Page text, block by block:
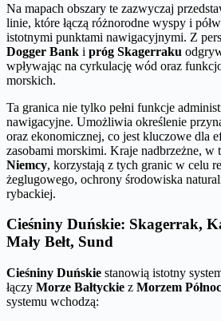
Na mapach obszary te zazwyczaj
linie, które łączą różnorodne wyspy i
istotnymi punktami nawigacyjnymi. Z
Dogger Bank i próg Skagerraku
wpływając na cyrkulację wód oraz
morskich.
Ta granica nie tylko pełni funkcje
nawigacyjne. Umożliwia określenie
oraz ekonomicznej, co jest kluczowe dla
zasobami morskimi. Kraje nadbrzeżne, w
Niemcy, korzystają z tych granic w celu
żeglugowego, ochrony środowiska
rybackiej.
Cieśniny Duńskie: Skagerrak,
Mały Bełt, Sund
Cieśniny Duńskie stanowią istotny
łączy Morze Bałtyckie z Morzem
systemu wchodzą: